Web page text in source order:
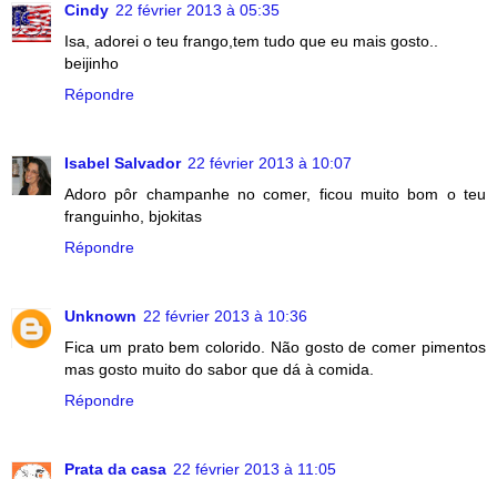
Cindy 22 février 2013 à 05:35
Isa, adorei o teu frango,tem tudo que eu mais gosto..
beijinho
Répondre
Isabel Salvador 22 février 2013 à 10:07
Adoro pôr champanhe no comer, ficou muito bom o teu
franguinho, bjokitas
Répondre
Unknown 22 février 2013 à 10:36
Fica um prato bem colorido. Não gosto de comer pimentos
mas gosto muito do sabor que dá à comida.
Répondre
Prata da casa 22 février 2013 à 11:05